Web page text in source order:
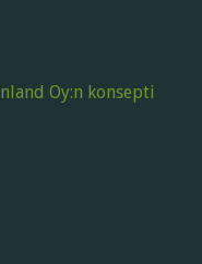
Oy:n konsepti